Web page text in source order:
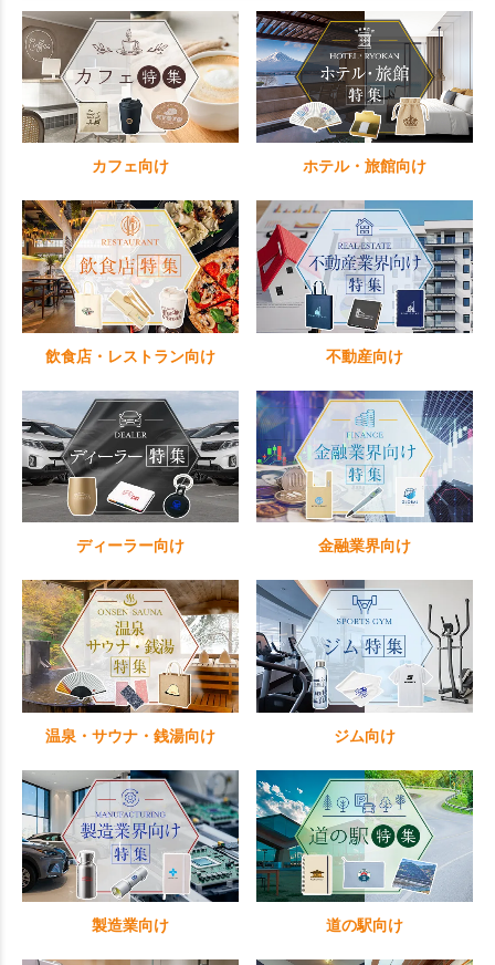
カフェ向け ホテル・旅館向け
飲食店・レストラン向け 不動産向け
ディーラー向け 金融業界向け
温泉・サウナ・銭湯向け ジム向け
製造業向け 道の駅向け